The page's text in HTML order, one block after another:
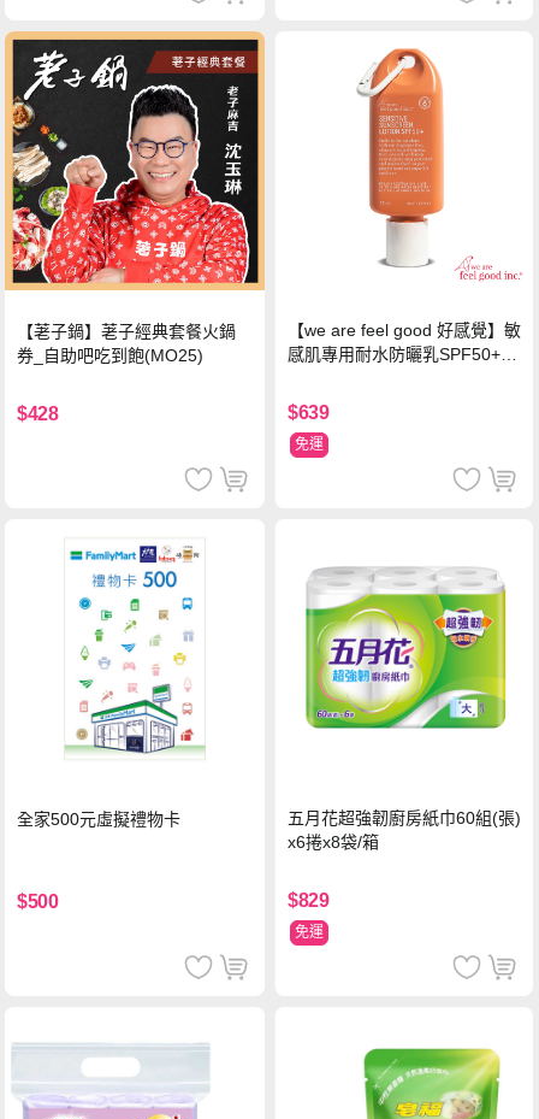
【荖子鍋】荖子經典套餐火鍋
券_自助吧吃到飽(MO25)
$428
【we are feel good 好感覺】敏
感肌專用耐水防曬乳SPF50+ 7
$639
免運
全家500元虛擬禮物卡
$500
五月花超強韌廚房紙巾60組(張)
x6捲x8袋/箱
$829
免運